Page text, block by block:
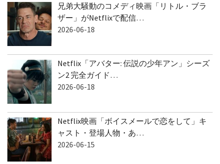
兄弟大騒動のコメディ映画「リトル・ブラ
ザー」がNetflixで配信…
2026-06-18
Netflix「アバター: 伝説の少年アン」シーズ
ン2 完全ガイド…
2026-06-18
Netflix映画「ボイスメールで恋をして」キ
ャスト・登場人物・あ…
2026-06-15